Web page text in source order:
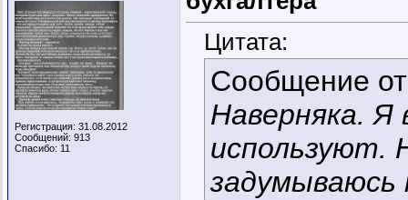
Регистрация: 31.08.2012
Сообщений: 913
Спасибо: 11
Цитата:
Сообщение
Наверняка.
используют.